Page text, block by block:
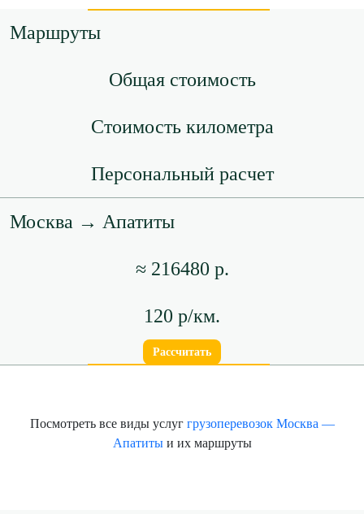
Маршруты
Общая стоимость
Стоимость километра
Персональный расчет
Москва → Апатиты
≈ 216480 р.
120 р/км.
Рассчитать
Посмотреть все виды услуг грузоперевозок Москва —
Апатитыи их маршруты